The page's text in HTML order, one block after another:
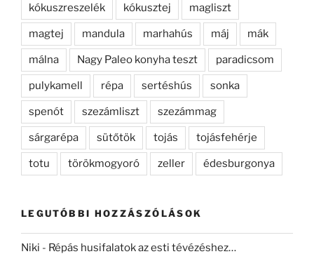
kókuszreszelék kókusztej magliszt
magtej mandula marhahús máj mák
málna Nagy Paleo konyha teszt paradicsom
pulykamell répa sertéshús sonka
spenót szezámliszt szezámmag
sárgarépa sütőtök tojás tojásfehérje
totu törökmogyoró zeller édesburgonya
LEGUTÓBBI HOZZÁSZÓLÁSOK
Niki - Répás husifalatok az esti tévézéshez…